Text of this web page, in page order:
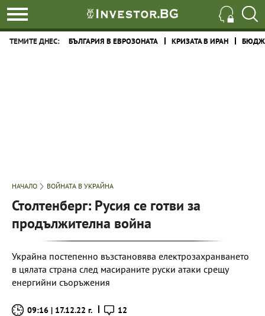
ТЕМИТЕ ДНЕС: БЪЛГАРИЯ В ЕВРОЗОНАТА КРИЗАТА В ИРАН
НАЧАЛО ВОЙНАТА В УКРАЙНА
Столтенберг: Русия се готви за
продължителна война
Украйна постепенно възстановява електрозахранването
в цялата страна след масираните руски атаки срещу
енергийни съоръжения
09:16 | 17.12.22 г. 12